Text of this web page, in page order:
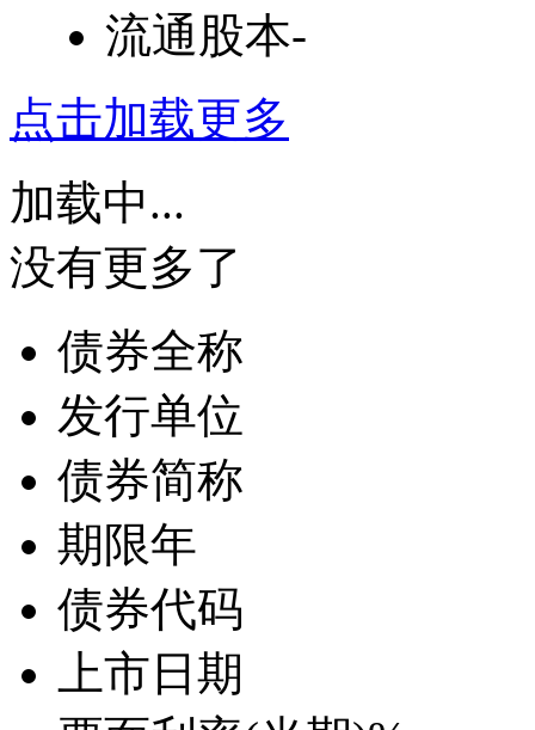
流通股本-
点击加载更多
加载中...
没有更多了
债券全称
发行单位
债券简称
期限年
债券代码
上市日期